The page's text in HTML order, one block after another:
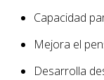
Capacidad
Mejora el
Desarrolla